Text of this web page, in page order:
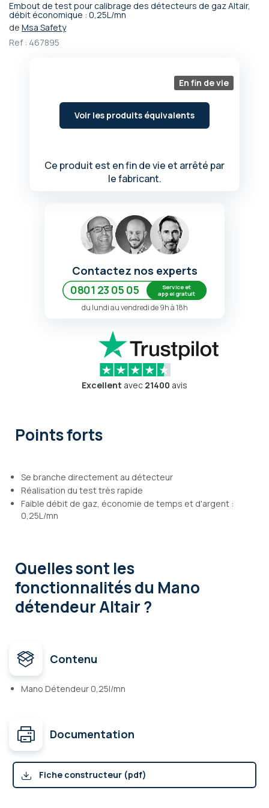
Embout de test pour calibrage des détecteurs de gaz Altair,
débit économique : 0,25L/mn
de Msa Safety
Ref : 467895
En fin de vie
Voir les produits équivalents
Ce produit est en fin de vie et arrêté par
le fabricant.
Passer
au
de
Contactez nos experts
0801 23 05 05
Service et
appel gratuit
du lundi au vendredi de 9h à 18h
Excellent avec 21400 avis
Points forts
Se branche directement au détecteur
Réalisation du test très rapide
Faible débit de gaz, économie de temps et d'argent :
0,25L/mn
Quelles sont les
fonctionnalitésdu Mano
détendeur Altair ?
Contenu
Mano Détendeur 0,25l/mn
Documentation
Fiche constructeur (pdf)